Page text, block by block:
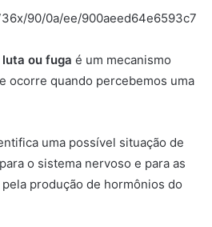
ou fuga é um mecanismo
ocorre quando percebemos uma
uma possível situação de
o sistema nervoso e para as
produção de hormônios do